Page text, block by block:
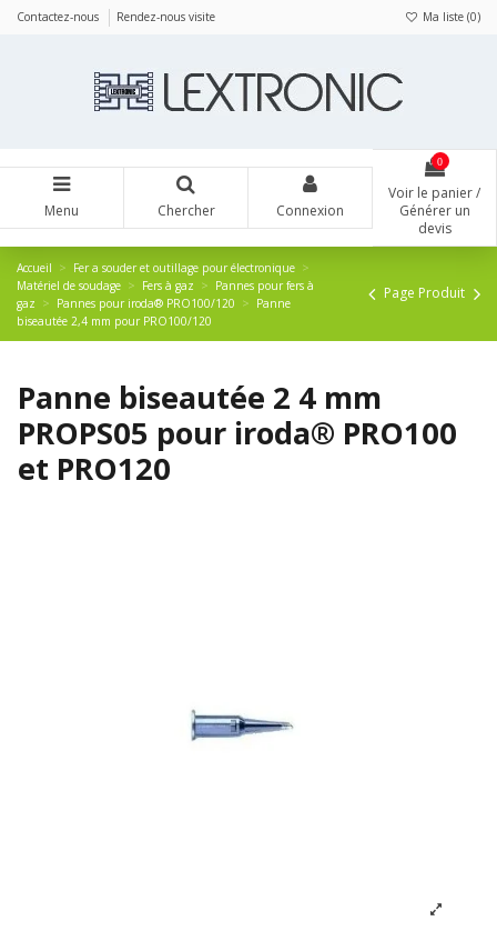
Contactez-nous Rendez-nous visite Ma liste (0)
Menu Chercher Connexion
0
Voir le panier /
Générer un
devis
Accueil
Fer a souder et outillage pour électronique
Matériel de soudage
Fers à gaz
Pannes pour fers à
gaz
Pannes pour iroda® PRO100/120
Panne
biseautée 2,4 mm pour PRO100/120
Page Produit
Panne biseautée 2 4 mm
PROPS05 pour iroda® PRO100
et PRO120
Panneau de gestion des cookies